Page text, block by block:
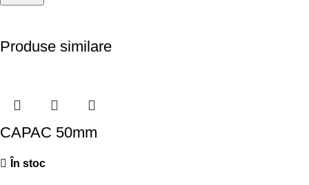
Produse similare
CAPAC 50mm
În stoc